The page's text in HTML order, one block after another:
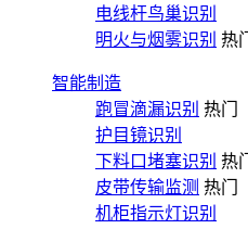
电线杆鸟巢识别
明火与烟雾识别 热门
智能制造
跑冒滴漏识别 热门
护目镜识别
下料口堵塞识别 热门
皮带传输监测 热门
机柜指示灯识别